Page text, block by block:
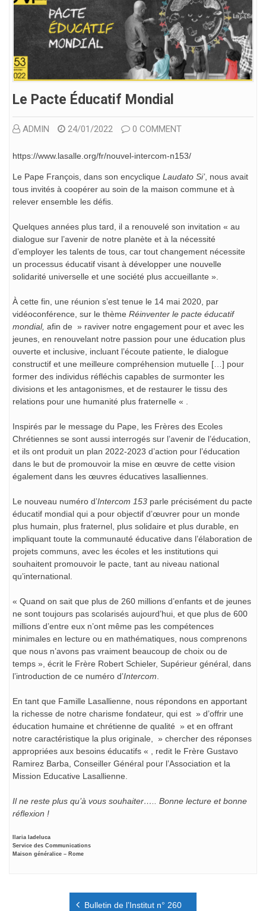
Le Pacte Éducatif Mondial
ADMIN 24/01/2022 0 COMMENT
https://www.lasalle.org/fr/nouvel-intercom-n153/
Le Pape François, dans son encyclique Laudato Si’, nous avait
tous invités à coopérer au soin de la maison commune et à
relever ensemble les défis.
Quelques années plus tard, il a renouvelé son invitation « au
dialogue sur l’avenir de notre planète et à la nécessité
d’employer les talents de tous, car tout changement nécessite
un processus éducatif visant à développer une nouvelle
solidarité universelle et une société plus accueillante ».
À cette fin, une réunion s’est tenue le 14 mai 2020, par
vidéoconférence, sur le thème Réinventer le pacte éducatif
mondial, afin de » raviver notre engagement pour et avec les
jeunes, en renouvelant notre passion pour une éducation plus
ouverte et inclusive, incluant l’écoute patiente, le dialogue
constructif et une meilleure compréhension mutuelle […] pour
former des individus réfléchis capables de surmonter les
divisions et les antagonismes, et de restaurer le tissu des
relations pour une humanité plus fraternelle « .
Inspirés par le message du Pape, les Frères des Ecoles
Chrétiennes se sont aussi interrogés sur l’avenir de l’éducation,
et ils ont produit un plan 2022-2023 d’action pour l’éducation
dans le but de promouvoir la mise en œuvre de cette vision
également dans les œuvres éducatives lasalliennes.
Le nouveau numéro d’Intercom 153 parle précisément du pacte
éducatif mondial qui a pour objectif d’œuvrer pour un monde
plus humain, plus fraternel, plus solidaire et plus durable, en
impliquant toute la communauté éducative dans l’élaboration de
projets communs, avec les écoles et les institutions qui
souhaitent promouvoir le pacte, tant au niveau national
qu’international.
« Quand on sait que plus de 260 millions d’enfants et de jeunes
ne sont toujours pas scolarisés aujourd’hui, et que plus de 600
millions d’entre eux n’ont même pas les compétences
minimales en lecture ou en mathématiques, nous comprenons
que nous n’avons pas vraiment beaucoup de choix ou de
temps », écrit le Frère Robert Schieler, Supérieur général, dans
l’introduction de ce numéro d’Intercom
En tant que Famille Lasallienne, nous répondons en apportant
la richesse de notre charisme fondateur, qui est » d’offrir une
éducation humaine et chrétienne de qualité » et en offrant
notre caractéristique la plus originale, » chercher des réponses
appropriées aux besoins éducatifs « , redit le Frère Gustavo
Ramirez Barba, Conseiller Général pour l’Association et la
Mission Educative Lasallienne.
Il ne reste plus qu’à vous souhaiter….. Bonne lecture et bonne
réflexion !
Ilaria Iadeluca
Service des Communications
Maison généralice – Rome
Navigation
Bulletin de l’Institut n° 260